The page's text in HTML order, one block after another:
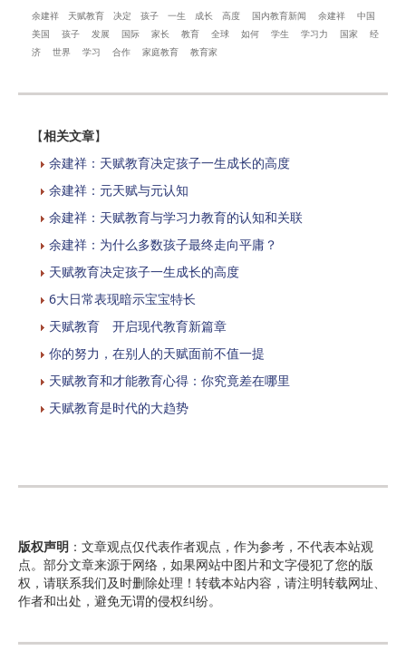
余建祥 天赋教育 决定 孩子 一生 成长 高度 国内教育新闻 余建祥
中国
美国
孩子 发展 国际 家长 教育 全球 如何 学生 学习力 国家
经
济
世界 学习 合作 家庭教育 教育家
【相关文章】
余建祥：天赋教育决定孩子一生成长的高度
余建祥：元天赋与元认知
余建祥：天赋教育与学习力教育的认知和关联
余建祥：为什么多数孩子最终走向平庸？
天赋教育决定孩子一生成长的高度
6大日常表现暗示宝宝特长
天赋教育 开启现代教育新篇章
你的努力，在别人的天赋面前不值一提
天赋教育和才能教育心得：你究竟差在哪里
天赋教育是时代的大趋势
版权声明 ：文章观点仅代表作者观点，作为参考，不代表本站观
点。部分文章来源于网络，如果网站中图片和文字侵犯了您的版
权，请联系我们及时删除处理！转载本站内容，请注明转载网址、
作者和出处，避免无谓的侵权纠纷。